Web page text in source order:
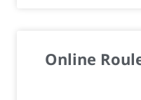
Online